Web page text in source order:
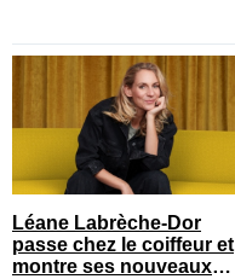
Léane Labrèche-Dor
passe chez le coiffeur et
montre ses nouveaux